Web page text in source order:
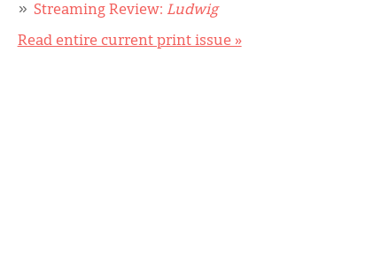
Streaming Review: Ludwig
Read entire current print issue »